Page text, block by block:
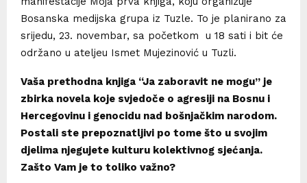
Bosanska medijska grupa iz Tuzle. To je planirano za
srijedu, 23. novembar, sa početkom u 18 sati i bit će
održano u ateljeu Ismet Mujezinović u Tuzli.
Vaša prethodna knjiga “Ja zaboravit ne mogu” je
zbirka novela koje svjedoče o agresiji na Bosnu i
Hercegovinu i genocidu nad bošnjačkim narodom.
Postali ste prepoznatljivi po tome što u svojim
djelima njegujete kulturu kolektivnog sjećanja.
Zašto Vam je to toliko važno?